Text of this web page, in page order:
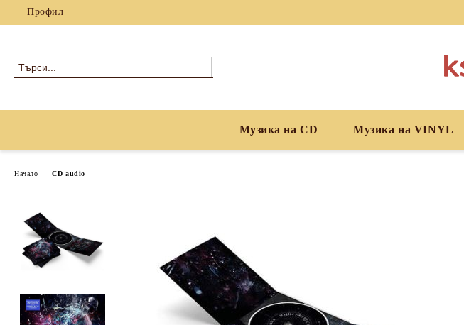
Профил
Музика на CD Музика на VINYL
Начало CD audio